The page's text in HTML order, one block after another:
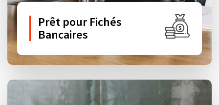
Prêt pour Fichés
Bancaires